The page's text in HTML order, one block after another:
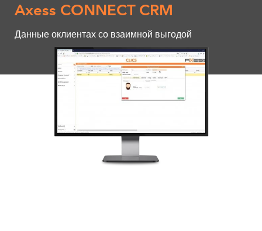
Axess CONNECT CRM
Данные оклиентах со взаимной выгодой